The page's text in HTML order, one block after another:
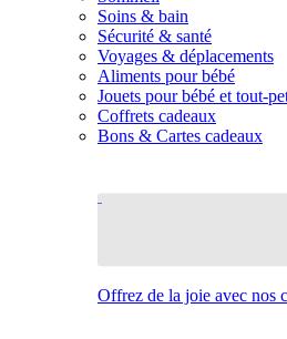
Soins & bain
Sécurité & santé
Voyages & déplacements
Aliments pour bébé
Jouets pour bébé et tout-
Coffrets cadeaux
Bons & Cartes cadeaux
Offrez de la joie avec nos